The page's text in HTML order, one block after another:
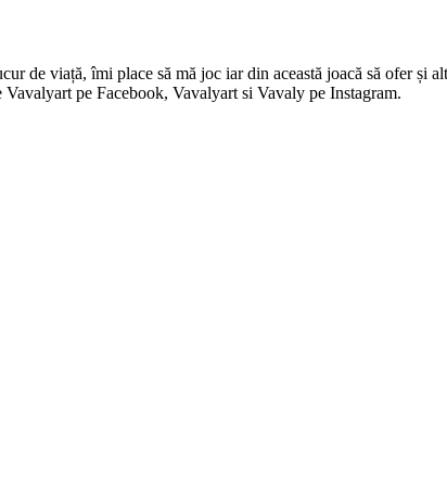
de viață, îmi place să mă joc iar din această joacă să ofer și
pe Facebook, Vavalyart si Vavaly pe Instagram.